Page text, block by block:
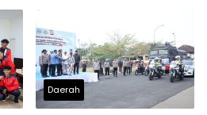
Daerah